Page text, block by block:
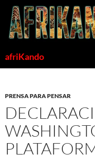
Saltar
contenido
afriKando
PRENSA PARA PENSAR